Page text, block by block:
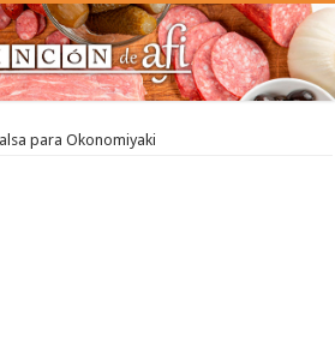
para Okonomiyaki